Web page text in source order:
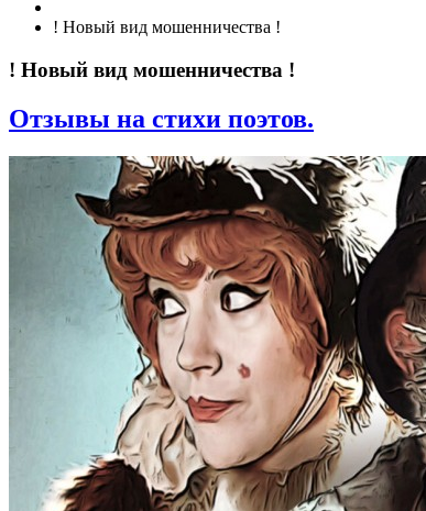
! Новый вид мошенничества !
! Новый вид мошенничества !
Отзывы на стихи поэтов.